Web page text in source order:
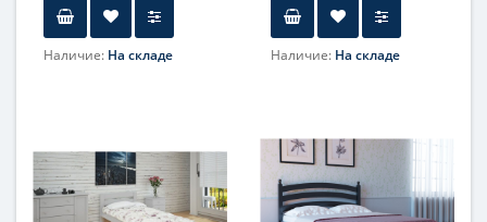
Наличие: На складе Наличие: На складе